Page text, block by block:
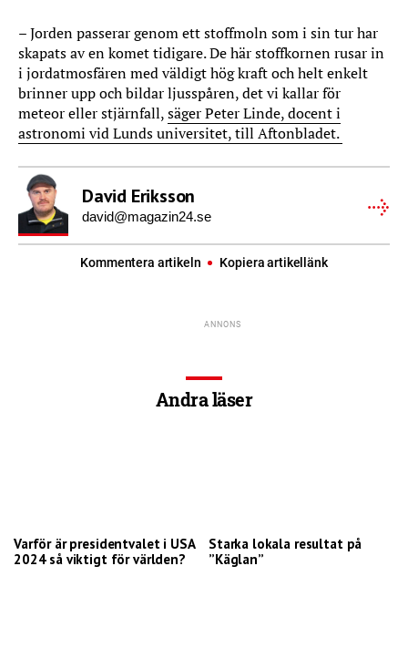
– Jorden passerar genom ett stoffmoln som i sin tur har
skapats av en komet tidigare. De här stoffkornen rusar in
i jordatmosfären med väldigt hög kraft och helt enkelt
brinner upp och bildar ljusspåren, det vi kallar för
meteor eller stjärnfall,säger Peter Linde, docent i
astronomi vid Lunds universitet, till Aftonbladet.
David Eriksson
david@magazin24.se
Kommentera artikeln Kopiera artikellänk
Andra läser
Varför är presidentvalet i USA
2024 så viktigt för världen?
Starka lokala resultat på
”Käglan”